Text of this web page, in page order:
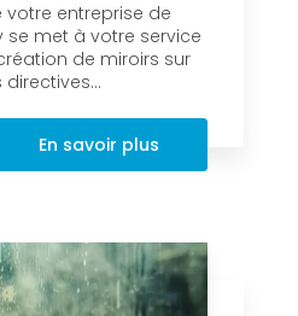
votre entreprise de
se met à votre service
de miroirs sur
En savoir plus